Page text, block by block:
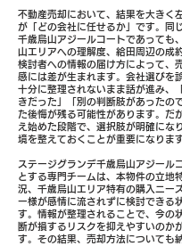
不動産売却において、結果を大きく
が「どの会社に任せるか」です。同
千歳烏山アジールコートであっても
山エリアへの理解度、給田周辺の成
検討者への情報の届け方によって、
感には差が生まれます。会社選びを
十分に整理されないまま話が進み、
きだった」「別の判断肢があったの
た後悔が残る可能性があります。だ
え始めた段階で、選択肢が明確にな
境を整えておくことが重要になります
ステージグランデ千歳烏山アジール
とする専門チームは、本物件の立地
況、千歳烏山エリア特有の購入ニー
ー様が感情に流されずに検討できる
す。情報が整理されることで、今の
断が損するリスクを抑えやすいのか
す。その結果、売却方法についても